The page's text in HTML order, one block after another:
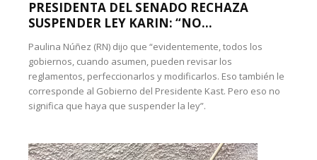
PRESIDENTA DEL SENADO RECHAZA
SUSPENDER LEY KARIN: “NO...
Paulina Núñez (RN) dijo que “evidentemente, todos los
gobiernos, cuando asumen, pueden revisar los
reglamentos, perfeccionarlos y modificarlos. Eso también le
corresponde al Gobierno del Presidente Kast. Pero eso no
significa que haya que suspender la ley”.